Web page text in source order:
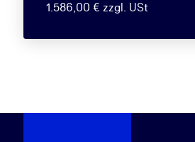
1.586,00 € zzgl. USt